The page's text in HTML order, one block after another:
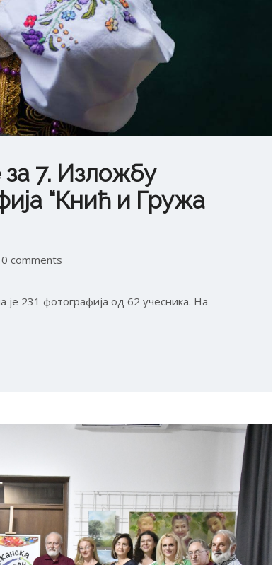
7. Изложбу
“Кнић и Гружа
0 comments
је 231 фотографија од 62 учесника. На